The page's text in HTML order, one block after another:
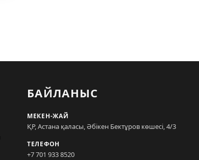
БАЙЛАНЫС
МЕКЕН-ЖАЙ
ҚР, Астана қаласы, Әбікен Бектұров көшесі, 4/3
ТЕЛЕФОН
+7 701 933 8520